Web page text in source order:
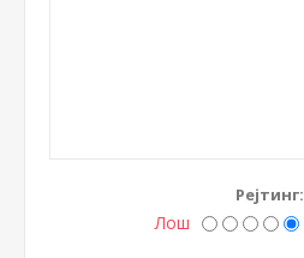
Рејтинг:
Лош